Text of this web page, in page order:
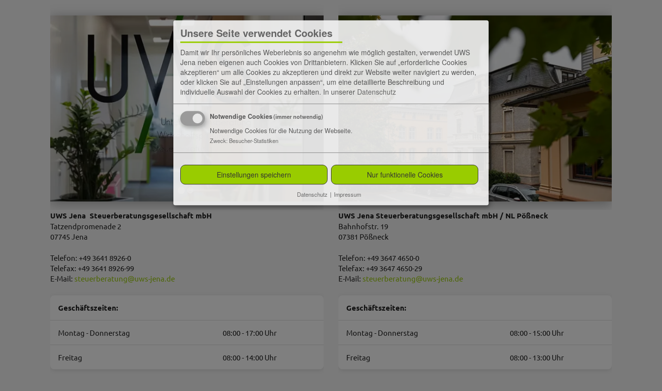
UWS Jena Steuerberatungsgesellschaft mbH
Tatzendpromenade 2
07745 Jena
Telefon: +49 3641 8926-0
Telefax: +49 3641 8926-99
E-Mail: steuerberatung@uws-jena.de
Geschäftszeiten:
Montag - Donnerstag 08:00 - 17:00 Uhr
Freitag 08:00 - 14:00 Uhr
UWS Jena Steuerberatungsgesellschaft mbH / NL Pößneck
Bahnhofstr. 19
07381 Pößneck
Telefon: +49 3647 4650-0
Telefax: +49 3647 4650-29
E-Mail: steuerberatung@uws-jena.de
Geschäftszeiten:
Montag - Donnerstag 08:00 - 15:00 Uhr
Freitag 08:00 - 13:00 Uhr
Unsere Seite verwendet Cookies
Damit wir Ihr persönliches Weberlebnis so angenehm wie möglich gestalten, verwendet UWS
Jena neben eigenen auch Cookies von Drittanbietern. Klicken Sie auf „erforderliche Cookies
akzeptieren“ um alle Cookies zu akzeptieren und direkt zur Website weiter navigiert zu werden,
oder klicken Sie auf „Einstellungen anpassen“, um eine detaillierte Beschreibung und
individuelle Auswahl der Cookies zu erhalten. In unserer Datenschutz
Notwendige Cookies(immer notwendig)
Notwendige Cookies für die Nutzung der Webseite.
Zweck: Besucher-Statistiken
Einstellungen speichern Nur funktionelle Cookies
Datenschutz | Impressum